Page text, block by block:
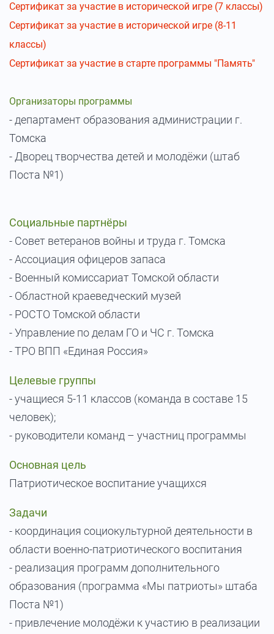
Сертификат за участие в исторической игре (7 классы)
Сертификат за участие в исторической игре (8-11
классы)
Сертификат за участие в старте программы "Память"
Организаторы программы
- департамент образования администрации г.
Томска
- Дворец творчества детей и молодёжи (штаб
Поста №1)
Социальные партнёры
- Cовет ветеранов войны и труда г. Томска
- Ассоциация офицеров запаса
- Военный комиссариат Томской области
- Областной краеведческий музей
- РОСТО Томской области
- Управление по делам ГО и ЧС г. Томска
- ТРО ВПП «Единая Россия»
Целевые группы
- учащиеся 5-11 классов (команда в составе 15
человек);
- руководители команд – участниц программы
Основная цель
Патриотическое воспитание учащихся
Задачи
- координация социокультурной деятельности в
области военно-патриотического воспитания
- реализация программ дополнительного
образования (программа «Мы патриоты» штаба
Поста №1)
- привлечение молодёжи к участию в реализации